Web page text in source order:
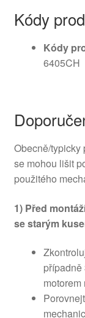
Kódy
Kódy
6405CH
Obecně/typicky
se mohou lišit
použitého
1) Před
se starým
případně